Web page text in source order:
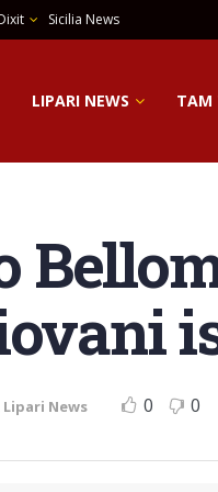
Sicilia News
LIPARI NEWS TAM
Lipari News 0 0